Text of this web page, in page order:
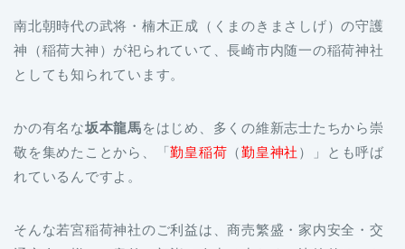
南北朝時代の武将・楠木正成（くまのきまさしげ）の守護
神（稲荷大神）が祀られていて、長崎市内随一の稲荷神社
としても知られています。
かの有名な坂本龍馬をはじめ、多くの維新志士たちから崇
敬を集めたことから、「勤皇稲荷 （勤皇神社 ）」とも呼ば
れているんですよ。
そんな若宮稲荷神社のご利益は、商売繁盛・家内安全・交